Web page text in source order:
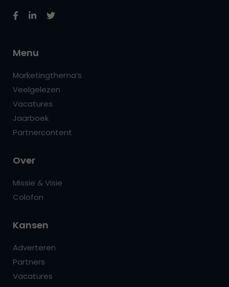
Menu
Marketingthema’s
Veelgelezen
Vacatures
Jaarboek
Partnercontent
Over
Missie & Visie
Colofon
Kansen
Adverteren
Partners
Vacatures